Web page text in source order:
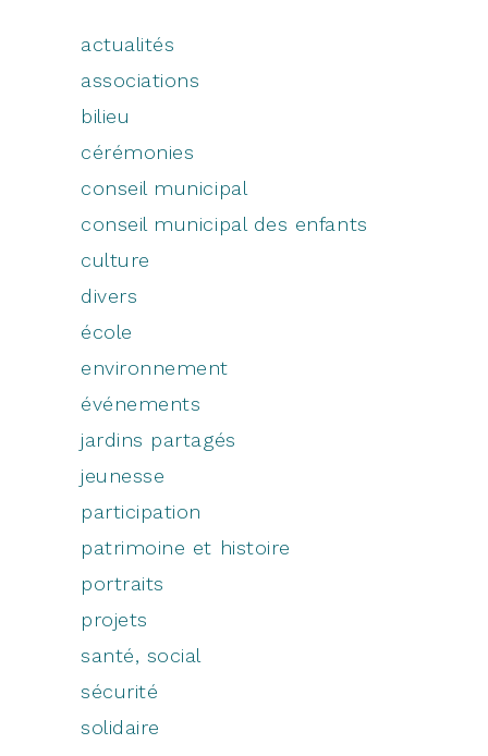
actualités
associations
bilieu
cérémonies
conseil municipal
conseil municipal des enfants
culture
divers
école
environnement
événements
jardins partagés
jeunesse
participation
patrimoine et histoire
portraits
projets
santé, social
sécurité
solidaire